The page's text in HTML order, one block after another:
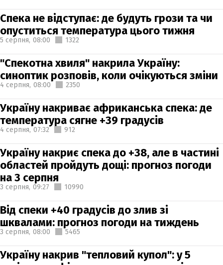
Спека не відступає: де будуть грози та чи
опуститься температура цього тижня
5 серпня, 08:00 1322
"Спекотна хвиля" накрила Україну:
синоптик розповів, коли очікуються зміни
4 серпня, 08:00 2350
Україну накриває африканська спека: де
температура сягне +39 градусів
4 серпня, 07:32 912
Україну накриє спека до +38, але в частині
областей пройдуть дощі: прогноз погоди
на 3 серпня
3 серпня, 09:27 10990
Від спеки +40 градусів до злив зі
шквалами: прогноз погоди на тиждень
3 серпня, 08:00 5465
Україну накрив "тепловий купол": у 5